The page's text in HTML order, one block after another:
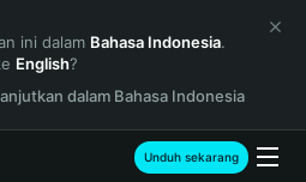
ini dalam Bahasa Indonesia.
English?
dalam Bahasa Indonesia
Unduh sekarang